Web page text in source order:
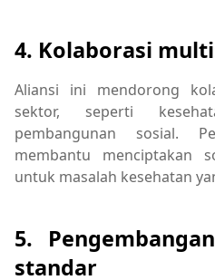
4. Kolaborasi
Aliansi ini mendorong
sektor, seperti
pembangunan sosial.
membantu menciptakan
untuk masalah kesehatan
5.
standar